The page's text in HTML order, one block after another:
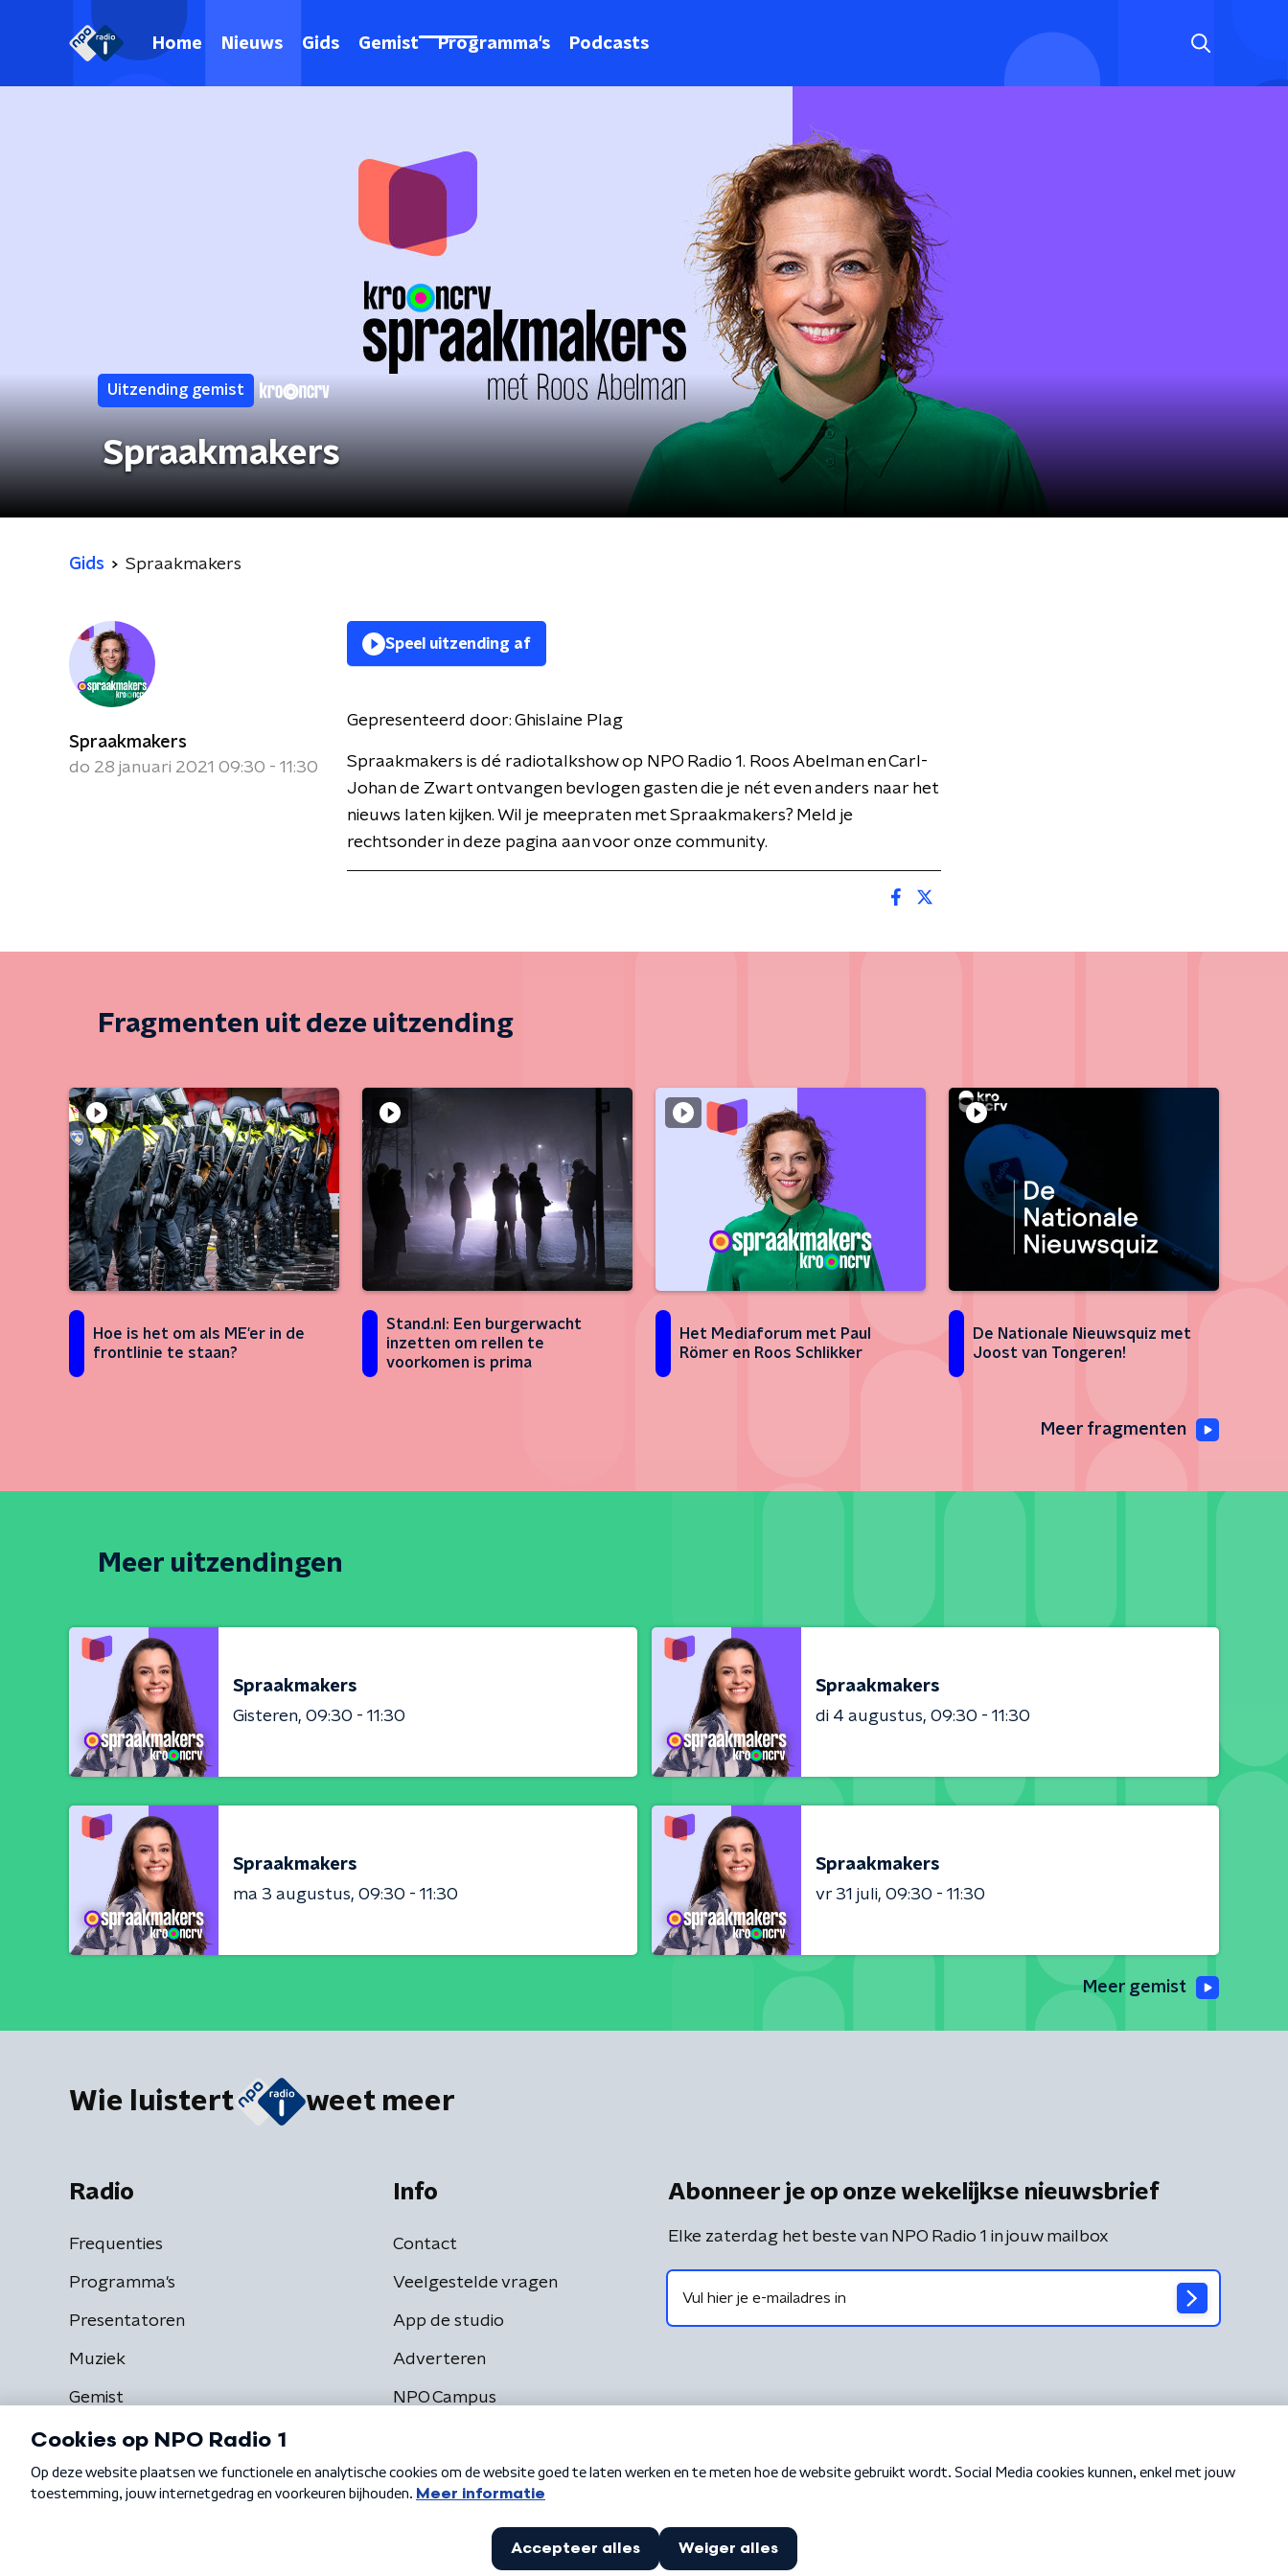
Home Nieuws Gids Gemist Programma's Podcasts
Uitzending gemist
Spraakmakers
Gids Spraakmakers
Spraakmakers
do 28 januari 2021 09:30 - 11:30
Speel uitzending af
Gepresenteerd door: Ghislaine Plag
Spraakmakers is dé radiotalkshow op NPO Radio 1. Roos Abelman en Carl-
Johan de Zwart ontvangen bevlogen gasten die je nét even anders naar het
nieuws laten kijken. Wil je meepraten met Spraakmakers? Meld je
rechtsonder in deze pagina aan voor onze community.
Fragmenten uit deze uitzending
Hoe is het om als ME'er in de
frontlinie te staan?
Stand.nl: Een burgerwacht
inzetten om rellen te
voorkomen is prima
Het Mediaforum met Paul
Römer en Roos Schlikker
De Nationale Nieuwsquiz met
Joost van Tongeren!
Meer fragmenten
Meer uitzendingen
Spraakmakers
Gisteren 09:30 - 11:30
Spraakmakers
di 4 augustus 09:30 - 11:30
Spraakmakers
ma 3 augustus 09:30 - 11:30
Spraakmakers
vr 31 juli 09:30 - 11:30
Meer gemist
Wie luistert weet meer
Radio
Frequenties
Programma's
Presentatoren
Muziek
Gemist
Info
Contact
Veelgestelde vragen
App de studio
Adverteren
NPO Campus
Abonneer je op onze wekelijkse nieuwsbrief
Elke zaterdag het beste van NPO Radio 1 in jouw mailbox
Algemene voorwaarden Privacybeleid